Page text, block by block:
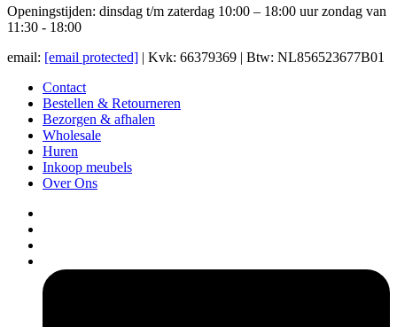
Openingstijden: dinsdag t/m zaterdag 10:00 – 18:00 uur zondag van
11:30 - 18:00
email: [email protected] | Kvk: 66379369 | Btw: NL856523677B01
Contact
Bestellen & Retourneren
Bezorgen & afhalen
Wholesale
Huren
Inkoop meubels
Over Ons